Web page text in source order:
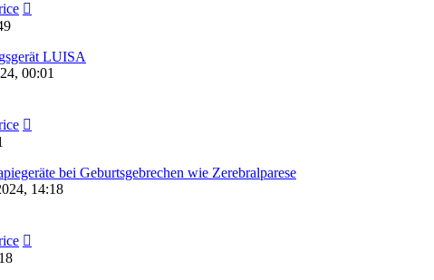
LUISA
00:01
bei Geburtsgebrechen wie Zerebralparese
14:18